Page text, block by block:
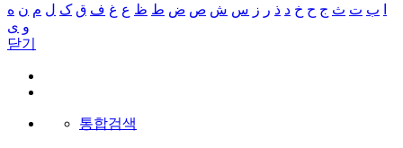
ب ت ث ج ح خ د ذ ر ز س ش ص ض ط ظ ع غ ف ق ک ل م ن ه
و ی
닫기
통합검색